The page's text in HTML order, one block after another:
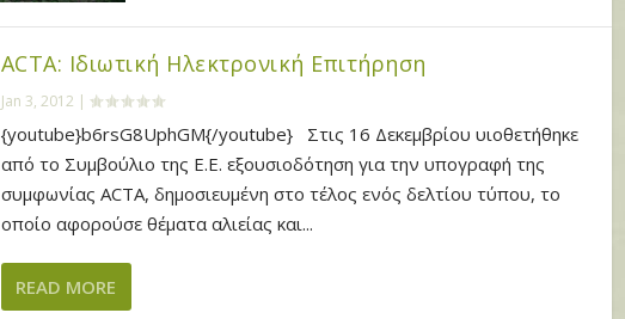
ACTA: Ιδιωτική Ηλεκτρονική Επιτήρηση
Jan 3, 2012 |
{youtube}b6rsG8UphGM{/youtube} Στις 16 Δεκεμβρίου υιοθετήθηκε
από το Συμβούλιο της Ε.Ε. εξουσιοδότηση για την υπογραφή της
συμφωνίας ACTA, δημοσιευμένη στο τέλος ενός δελτίου τύπου, το
οποίο αφορούσε θέματα αλιείας και...
READ MORE